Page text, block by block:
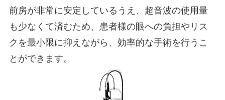
前房が非常に安定しているうえ、超音波の使用量
も少なくて済むため、患者様の眼への負担やリス
クを最小限に抑えながら、効率的な手術を行うこ
とができます。